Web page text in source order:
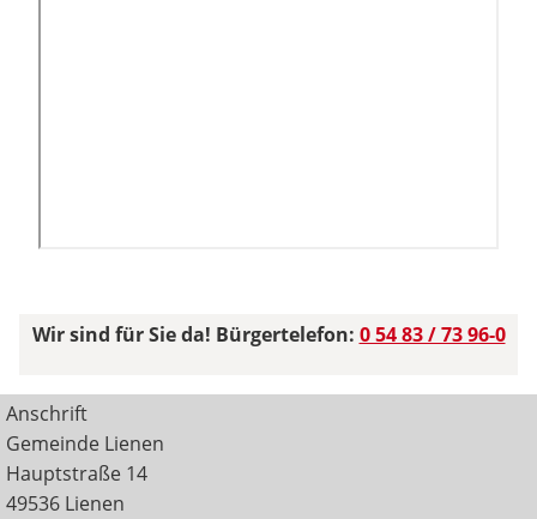
Wir sind für Sie da! Bürgertelefon: 0 54 83 / 73 96-0
Anschrift
Gemeinde Lienen
Hauptstraße 14
49536 Lienen